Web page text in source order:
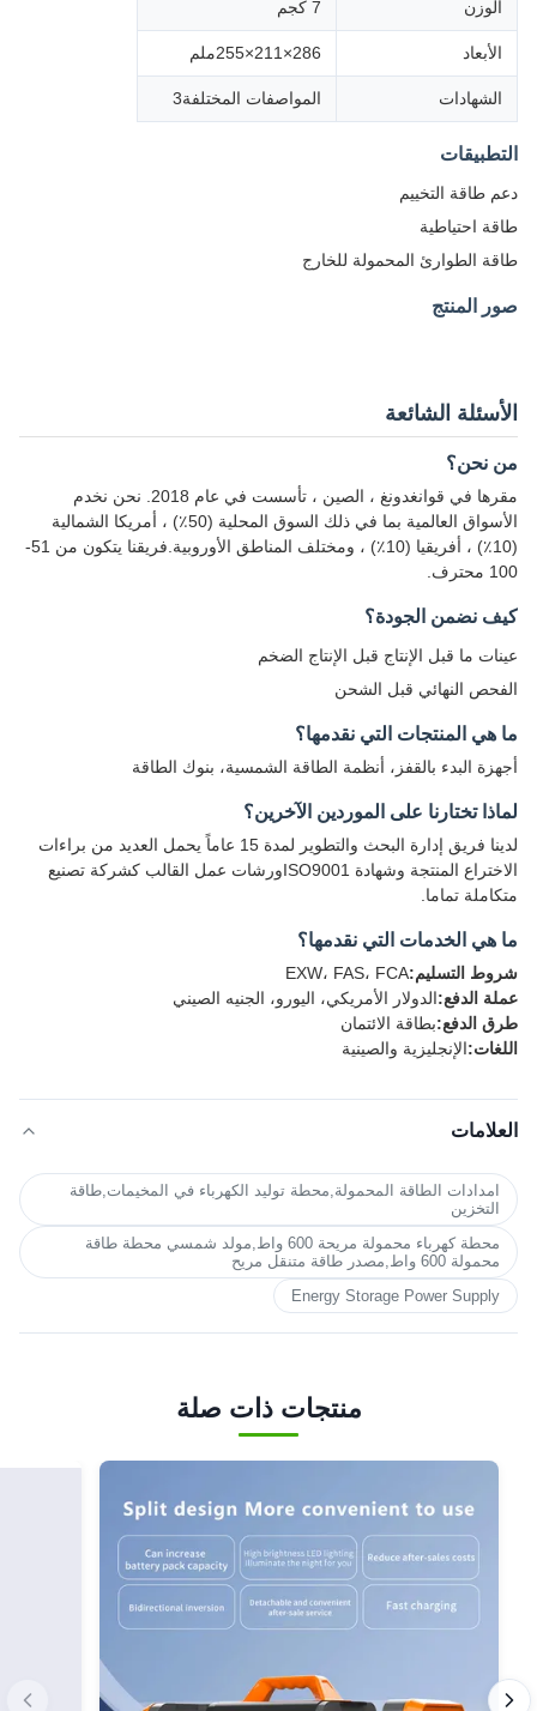
الوزن 7 كجم
الأبعاد 286×211×255ملم
الشهادات المواصفات المختلفة3
التطبيقات
دعم طاقة التخييم
طاقة احتياطية
طاقة الطوارئ المحمولة للخارج
صور المنتج
الأسئلة الشائعة
من نحن؟
مقرها في قوانغدونغ ، الصين ، تأسست في عام 2018. نحن نخدم
الأسواق العالمية بما في ذلك السوق المحلية (50٪) ، أمريكا الشمالية
(10٪) ، أفريقيا (10٪) ، ومختلف المناطق الأوروبية.فريقنا يتكون من 51-
100 محترف.
كيف نضمن الجودة؟
عينات ما قبل الإنتاج قبل الإنتاج الضخم
الفحص النهائي قبل الشحن
ما هي المنتجات التي نقدمها؟
أجهزة البدء بالقفز، أنظمة الطاقة الشمسية، بنوك الطاقة
لماذا تختارنا على الموردين الآخرين؟
لدينا فريق إدارة البحث والتطوير لمدة 15 عاماً يحمل العديد من براءات
الاختراع المنتجة وشهادة ISO9001ورشات عمل القالب كشركة تصنيع
متكاملة تماما.
ما هي الخدمات التي نقدمها؟
شروط التسليم:EXW، FAS، FCA
عملة الدفع:الدولار الأمريكي، اليورو، الجنيه الصيني
طرق الدفع:بطاقة الائتمان
اللغات:الإنجليزية والصينية
العلامات
امدادات الطاقة المحمولة,محطة توليد الكهرباء في المخيمات,طاقة
التخزين
محطة كهرباء محمولة مريحة 600 واط,مولد شمسي محطة طاقة
محمولة 600 واط,مصدر طاقة متنقل مريح
Energy Storage Power Supply
منتجات ذات صلة